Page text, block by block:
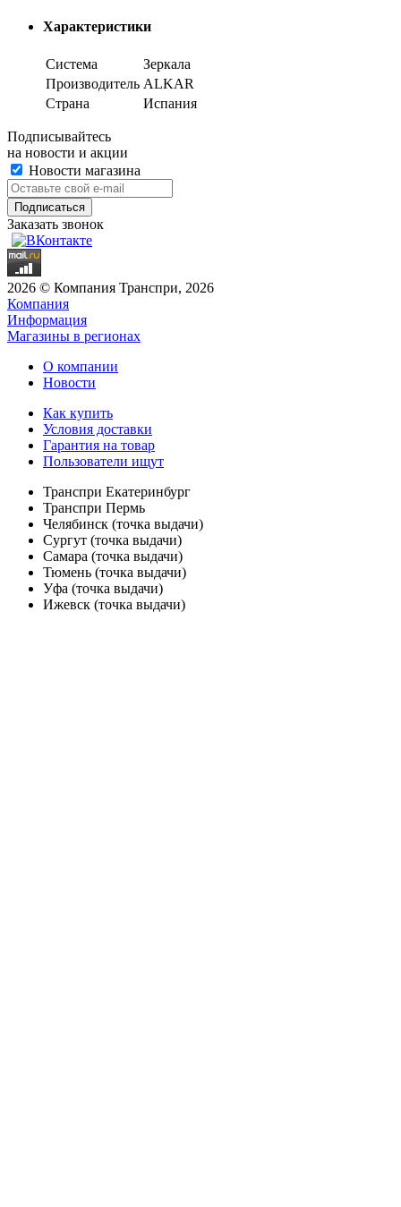
Характеристики
Система
Зеркала
Производитель ALKAR
Страна
Испания
Подписывайтесь
на новости и акции
Новости магазина
Заказать звонок
2026 © Компания Транспри, 2026
Компания
Информация
Магазины в регионах
О компании
Новости
Как купить
Условия доставки
Гарантия на товар
Пользователи ищут
Транспри Екатеринбург
Транспри Пермь
Челябинск (точка выдачи)
Сургут (точка выдачи)
Самара (точка выдачи)
Тюмень (точка выдачи)
Уфа (точка выдачи)
Ижевск (точка выдачи)